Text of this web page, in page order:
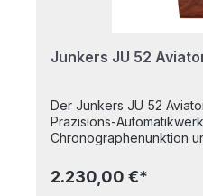
Junkers JU 52
Der Junkers JU 52
Präzisions-
Chronographenunktion
Hochleistungsmaschine
entworfen, so dass es
2.230,00 €*